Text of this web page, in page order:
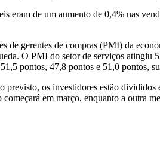
eram de um aumento de 0,4% nas
de gerentes de compras (PMI) da
O PMI do setor de serviços
pontos, 47,8 pontos e 51,0
previsto, os investidores estão
em março, enquanto a outra